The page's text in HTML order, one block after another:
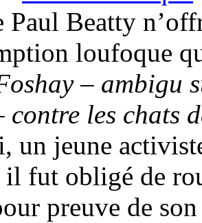
Paul Beatty
loufoque
– ambigu
contre les chats
un jeune
fut obligé de
preuve de